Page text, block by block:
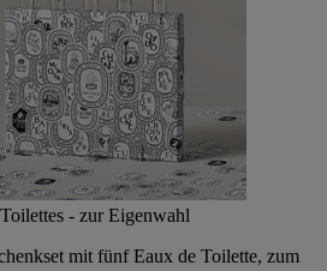
- zur Eigenwahl
mit fünf Eaux de Toilette, zum